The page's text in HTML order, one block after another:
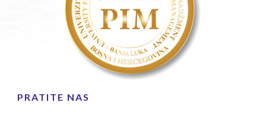
PRATITE NAS